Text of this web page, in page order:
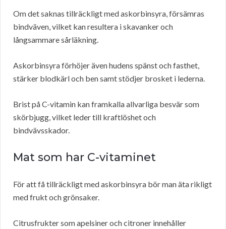
Om det saknas tillräckligt med askorbinsyra, försämras
bindväven, vilket kan resultera i skavanker och
långsammare sårläkning.
Askorbinsyra förhöjer även hudens spänst och fasthet,
stärker blodkärl och ben samt stödjer brosket i lederna.
Brist på C-vitamin kan framkalla allvarliga besvär som
skörbjugg, vilket leder till kraftlöshet och
bindvävsskador.
Mat som har C-vitaminet
För att få tillräckligt med askorbinsyra bör man äta rikligt
med frukt och grönsaker.
Citrusfrukter som apelsiner och citroner innehåller